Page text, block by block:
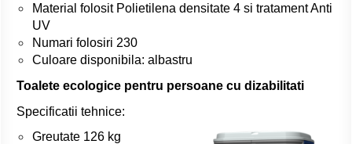
Material folosit Polietilena densitate 4 si tratament Anti
UV
Numari folosiri 230
Culoare disponibila: albastru
Toalete ecologice pentru persoane cu dizabilitati
Specificatii tehnice:
Greutate 126 kg